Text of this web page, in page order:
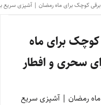
کوچک برای ماه رمضان | آشپزی سریع
برای ماه
سحری و افطار
رمضان | آشپزی سریع